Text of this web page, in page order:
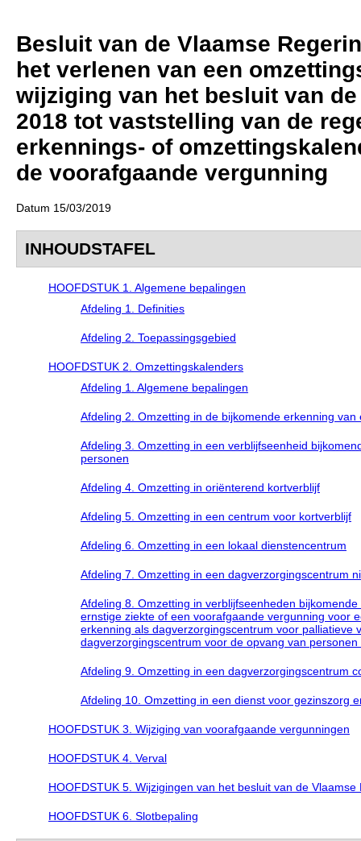
Besluit van de Vlaamse
het verlenen van een
wijziging van het besluit van
2018 tot vaststelling van de
erkennings- of
de voorafgaande vergunning
Datum 15/03/2019
INHOUDSTAFEL
HOOFDSTUK 1. Algemene bepalingen
Afdeling 1. Definities
Afdeling 2. Toepassingsgebied
HOOFDSTUK 2. Omzettingskalenders
Afdeling 1. Algemene bepalingen
Afdeling 2. Omzetting in de bijkomende erkenning
Afdeling 3. Omzetting in een verblijfseenheid
personen
Afdeling 4. Omzetting in oriënterend kortverblijf
Afdeling 5. Omzetting in een centrum voor kortverblijf
Afdeling 6. Omzetting in een lokaal dienstencentrum
Afdeling 7. Omzetting in een dagverzorgingscentrum
Afdeling 8. Omzetting in verblijfseenheden
ernstige ziekte of een voorafgaande vergunning voor
erkenning als dagverzorgingscentrum voor
dagverzorgingscentrum voor de opvang van
Afdeling 9. Omzetting in een dagverzorgingscentrum
Afdeling 10. Omzetting in een dienst voor gezinszorg
HOOFDSTUK 3. Wijziging van voorafgaande vergunningen
HOOFDSTUK 4. Verval
HOOFDSTUK 5. Wijzigingen van het besluit van de
HOOFDSTUK 6. Slotbepaling